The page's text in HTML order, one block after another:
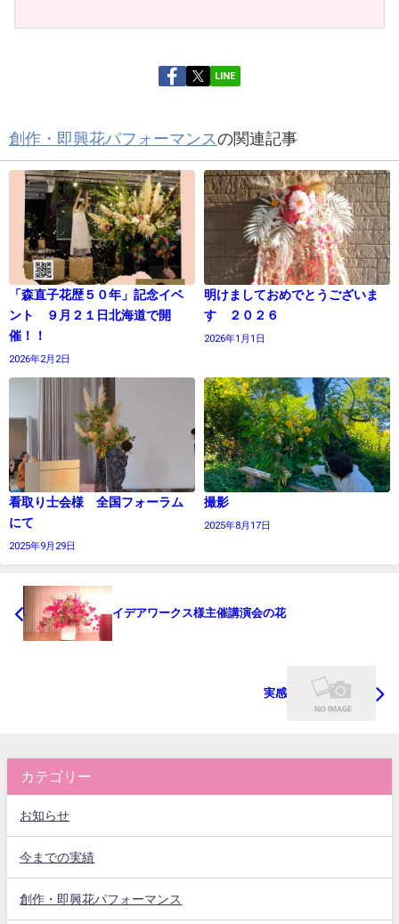
LINE
創作・即興花パフォーマンスの関連記事
「森直子花歴５０年」記念イベ
ント ９月２１日北海道で開
催！！
2026年2月2日
明けましておめでとうございま
す ２０２６
2026年1月1日
看取り士会様 全国フォーラム
にて
2025年9月29日
撮影
2025年8月17日
イデアワークス様主催講演会の花
実感
カテゴリー
お知らせ
今までの実績
創作・即興花パフォーマンス